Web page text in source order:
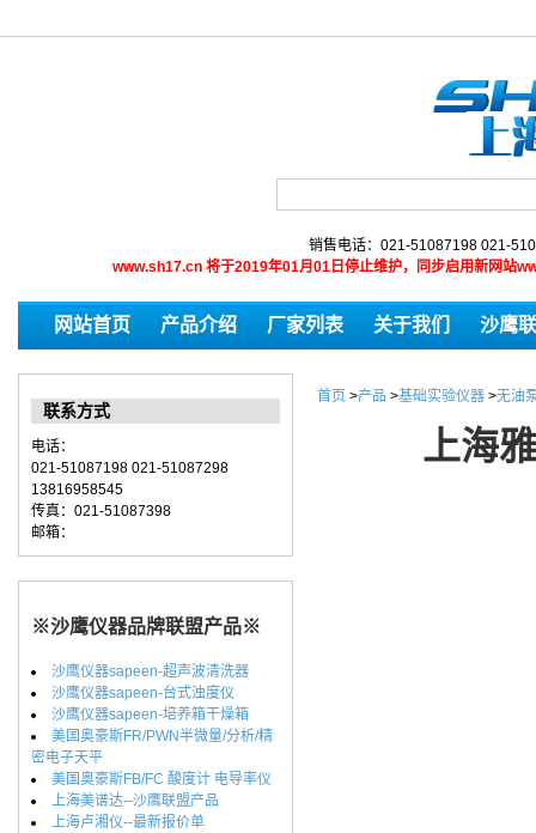
销售电话：021-51087198 021-
www.sh17.cn 将于2019年01月01日停止维护，同步启用新网站
网站首页 产品介绍 厂家列表 关于我们 沙鹰
联系方式
电话：
021-51087198 021-51087298
13816958545
传真：021-51087398
邮箱：
※沙鹰仪器品牌联盟产品※
沙鹰仪器sapeen-超声波清洗器
沙鹰仪器sapeen-台式浊度仪
沙鹰仪器sapeen-培养箱干燥箱
美国奥豪斯FR/PWN半微量/分析/精
密电子天平
美国奥豪斯FB/FC 酸度计 电导率仪
上海美谱达--沙鹰联盟产品
上海卢湘仪--最新报价单
首页 >产品 >基础实验仪器 >无油
上海